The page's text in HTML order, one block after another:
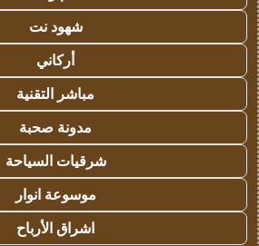
شهود نت
أركاني
مباشر التقنية
مدونة صحبة
شرقيات السياحة
موسوعة انوار
اشراق الأرباح